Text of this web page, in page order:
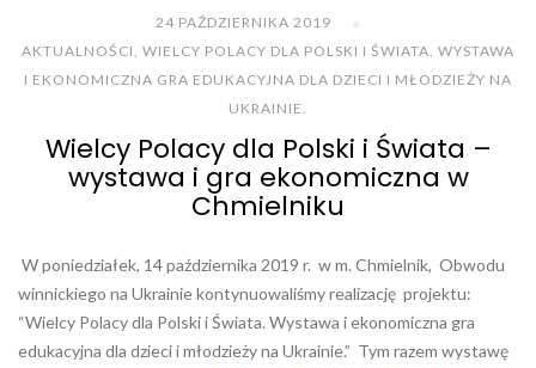
24 PAŹDZIERNIKA 2019
AKTUALNOŚCI, WIELCY POLACY DLA POLSKI I ŚWIATA. WYSTAWA
I EKONOMICZNA GRA EDUKACYJNA DLA DZIECI I MŁODZIEŻY NA
UKRAINIE.
Wielcy Polacy dla Polski i Świata –
wystawa i gra ekonomiczna w
Chmielniku
W poniedziałek, 14 października 2019 r. w m. Chmielnik, Obwodu
winnickiego na Ukrainie kontynuowaliśmy realizację projektu:
“Wielcy Polacy dla Polski i Świata. Wystawa i ekonomiczna gra
edukacyjna dla dzieci i młodzieży na Ukrainie.” Tym razem wystawę